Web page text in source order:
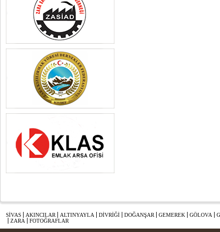
SİVAS AKINCILAR ALTINYAYLA DİVRİĞİ DOĞANŞAR GEMEREK GÖLOVA
ZARA
FOTOĞRAFLAR